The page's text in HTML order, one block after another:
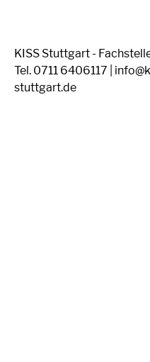
KISS Stuttgart -
Tel. 0711 6406117 |
stuttgart.de